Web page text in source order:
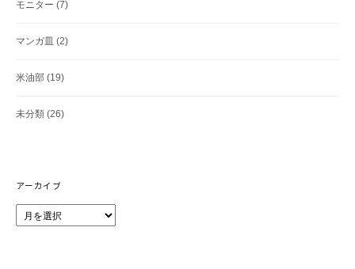
モニター (7)
マンガ皿 (2)
米油部 (19)
未分類 (26)
アーカイブ
ー